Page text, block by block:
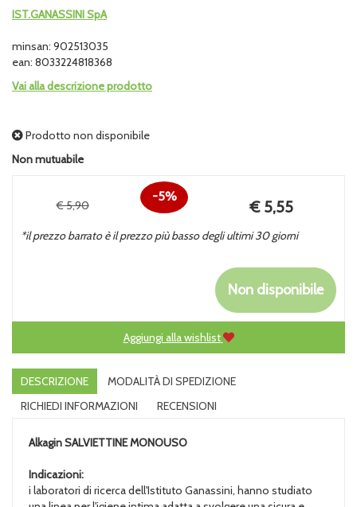
IST.GANASSINI SpA
minsan: 902513035
ean: 8033224818368
Vai alla descrizione prodotto
Prodotto non disponibile
Non mutuabile
Sconto
5%
€ 5,90
Prezzo
scontato
€ 5,55
*il prezzo barrato è il prezzo più basso degli ultimi 30 giorni
Non disponibile
Aggiungi alla wishlist
DESCRIZIONE
MODALITÀ DI SPEDIZIONE
RICHIEDI INFORMAZIONI
RECENSIONI
AlkaginSALVIETTINE MONOUSO
Indicazioni:
i laboratori di ricerca dell'Istituto Ganassini, hanno studiato